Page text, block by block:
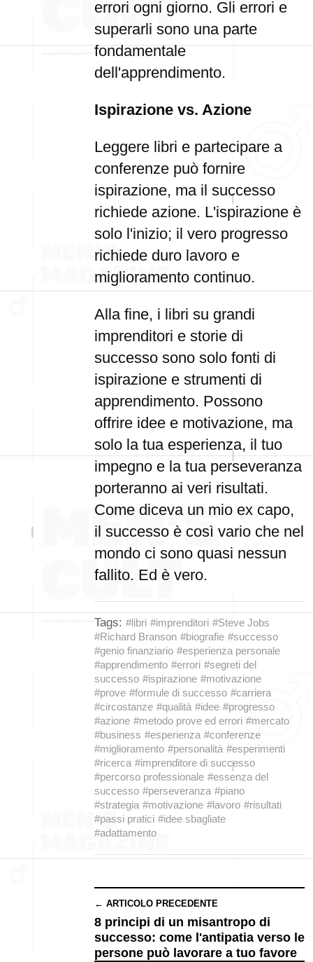
errori ogni giorno. Gli errori e
superarli sono una parte
fondamentale
dell'apprendimento.
Ispirazione vs. Azione
Leggere libri e partecipare a
conferenze può fornire
ispirazione, ma il successo
richiede azione. L'ispirazione è
solo l'inizio; il vero progresso
richiede duro lavoro e
miglioramento continuo.
Alla fine, i libri su grandi
imprenditori e storie di
successo sono solo fonti di
ispirazione e strumenti di
apprendimento. Possono
offrire idee e motivazione, ma
solo la tua esperienza, il tuo
impegno e la tua perseveranza
porteranno ai veri risultati.
Come diceva un mio ex capo,
il successo è così vario che nel
mondo ci sono quasi nessun
fallito. Ed è vero.
Tags: #libri #imprenditori #Steve Jobs
#Richard Branson #biografie #successo
#genio finanziario #esperienza personale
#apprendimento #errori #segreti del
successo #ispirazione #motivazione
#prove #formule di successo #carriera
#circostanze #qualità #idee #progresso
#azione #metodo prove ed errori #mercato
#business #esperienza #conferenze
#miglioramento #personalità #esperimenti
#ricerca #imprenditore di successo
#percorso professionale #essenza del
successo #perseveranza #piano
#strategia #motivazione #lavoro #risultati
#passi pratici #idee sbagliate
#adattamento
← ARTICOLO PRECEDENTE
8 principi di un misantropo di
successo: come l'antipatia verso le
persone può lavorare a tuo favore